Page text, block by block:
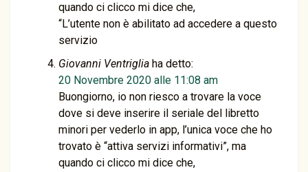
quando ci clicco mi dice che,
“L’utente non è abilitato ad accedere a questo
servizio
Giovanni Ventriglia ha detto:
20 Novembre 2020 alle 11:08 am
Buongiorno, io non riesco a trovare la voce
dove si deve inserire il seriale del libretto
minori per vederlo in app, l’unica voce che ho
trovato è “attiva servizi informativi”, ma
quando ci clicco mi dice che,